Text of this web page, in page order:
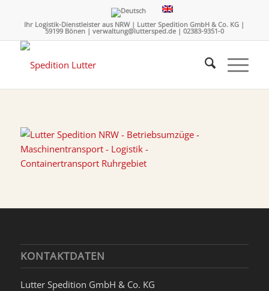
Ihr Logistik-Dienstleister aus NRW | Lutter Spedition GmbH & Co. KG |
59199 Bönen | verwaltung@luttersped.de | 02383-9351-0
KONTAKTDATEN
Lutter Spedition GmbH & Co. KG